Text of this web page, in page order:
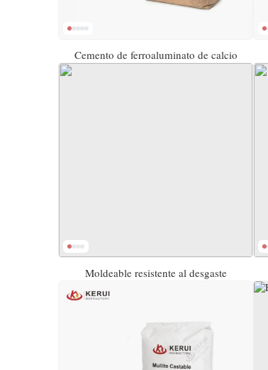
Cemento de ferroaluminato de calcio
Moldeable resistente al desgaste